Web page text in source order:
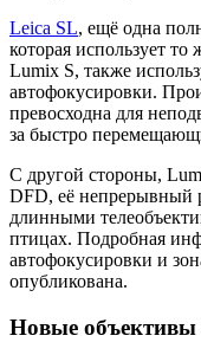
Leica SL, ещё одна
которая использует
Lumix S, также
автофокусировки.
превосходна для
за быстро
С другой стороны,
DFD, её непрерывный
длинными
птицах. Подробная
автофокусировки и
опубликована.
Новые объективы